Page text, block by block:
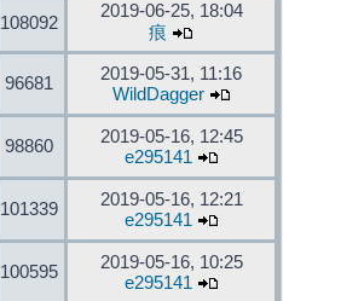
108092
2019-06-25, 18:04
痕
96681
2019-05-31, 11:16
WildDagger
98860
2019-05-16, 12:45
e295141
101339
2019-05-16, 12:21
e295141
100595
2019-05-16, 10:25
e295141